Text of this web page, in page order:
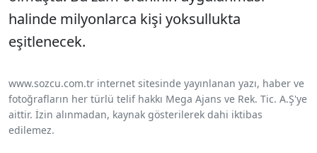
halinde milyonlarca kişi yoksullukta
eşitlenecek.
www.sozcu.com.tr internet sitesinde yayınlanan yazı, haber ve
fotoğrafların her türlü telif hakkı Mega Ajans ve Rek. Tic. A.Ş'ye
aittir. İzin alınmadan, kaynak gösterilerek dahi iktibas
edilemez.